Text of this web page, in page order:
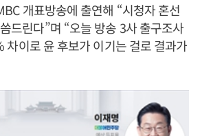
개표방송에 출연해 “시청자 혼선
드린다”며 “오늘 방송 3사 출구조사
차이로 윤 후보가 이기는 걸로 결과가